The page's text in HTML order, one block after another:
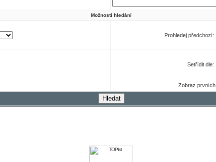
Možnosti hledání
Prohledej předchozí:
Setřídit dle:
Zobraz prvních